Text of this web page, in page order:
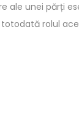
ale unei părți
rolul